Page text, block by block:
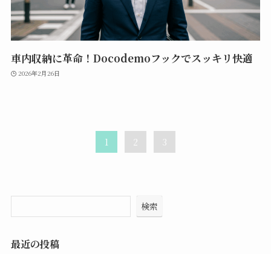
車内収納に革命！Docodemoフックでスッキリ快適
2026年2月26日
1 2 3
検索
最近の投稿